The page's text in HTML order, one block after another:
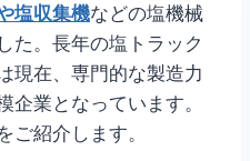
塩収集機などの塩機械
た。長年の塩トラック
現在、専門的な製造力
企業となっています。
ご紹介します。